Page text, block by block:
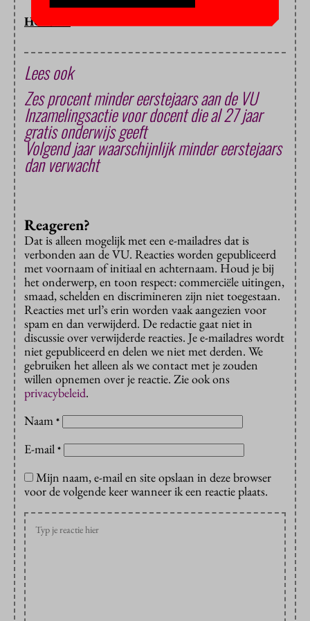
HOP/BB
Lees ook
Zes procent minder eerstejaars aan de VU
Inzamelingsactie voor docent die al 27 jaar
gratis onderwijs geeft
Volgend jaar waarschijnlijk minder eerstejaars
dan verwacht
Reageren?
Dat is alleen mogelijk met een e-mailadres dat is
verbonden aan de VU. Reacties worden gepubliceerd
met voornaam of initiaal en achternaam. Houd je bij
het onderwerp, en toon respect: commerciële uitingen,
smaad, schelden en discrimineren zijn niet toegestaan.
Reacties met url’s erin worden vaak aangezien voor
spam en dan verwijderd. De redactie gaat niet in
discussie over verwijderde reacties. Je e-mailadres wordt
niet gepubliceerd en delen we niet met derden. We
gebruiken het alleen als we contact met je zouden
willen opnemen over je reactie. Zie ook ons
privacybeleid.
Naam *
E-mail *
Mijn naam, e-mail en site opslaan in deze browser
voor de volgende keer wanneer ik een reactie plaats.